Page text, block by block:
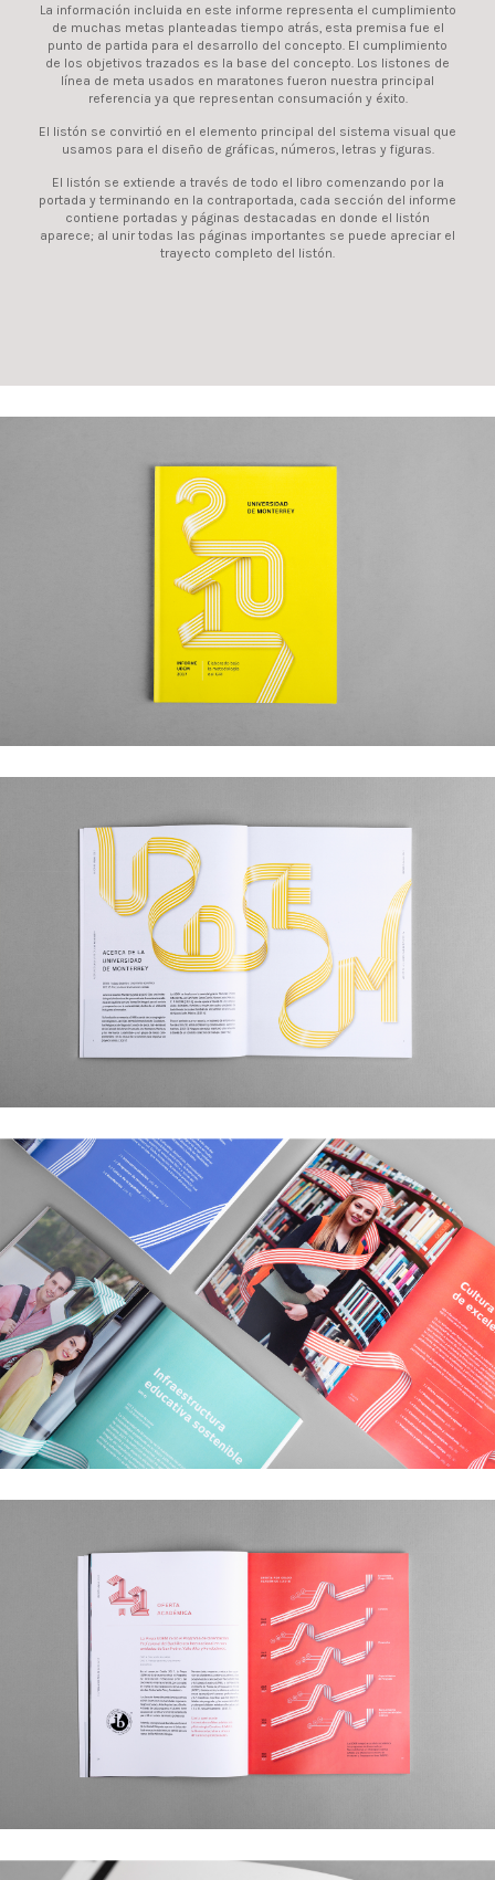
La información incluida en este informe representa el cumplimiento
de muchas metas planteadas tiempo atrás, esta premisa fue el
punto de partida para el desarrollo del concepto. El cumplimiento
de los objetivos trazados es la base del concepto. Los listones de
línea de meta usados en maratones fueron nuestra principal
referencia ya que representan consumación y éxito.
El listón se convirtió en el elemento principal del sistema visual que
usamos para el diseño de gráficas, números, letras y figuras.
El listón se extiende a través de todo el libro comenzando por la
portada y terminando en la contraportada, cada sección del informe
contiene portadas y páginas destacadas en donde el listón
aparece; al unir todas las páginas importantes se puede apreciar el
trayecto completo del listón.